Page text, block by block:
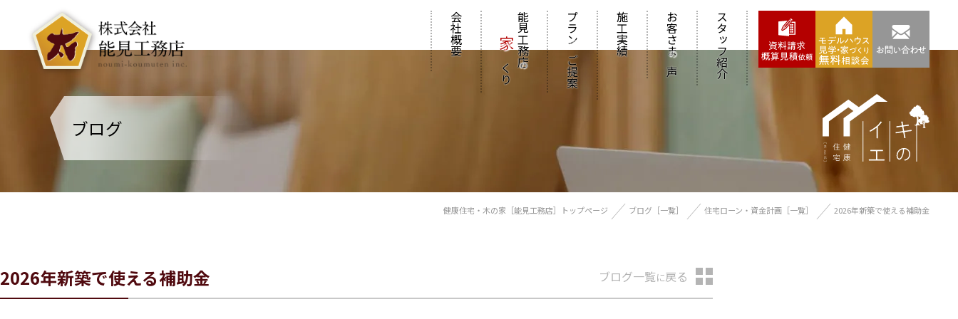
会社概要 能見工務店
の
家
づくり
プラン
の
ご提案
施工実績 お客さま
の
声 スタッフ紹介
ブログ
健康住宅・木の家［能見工務店］トップページ ブログ［一覧］ 住宅ローン・資金計画［一覧］ 2026年新築で使える補助金
2026年新築で使える補助金 ブログ一覧に戻る